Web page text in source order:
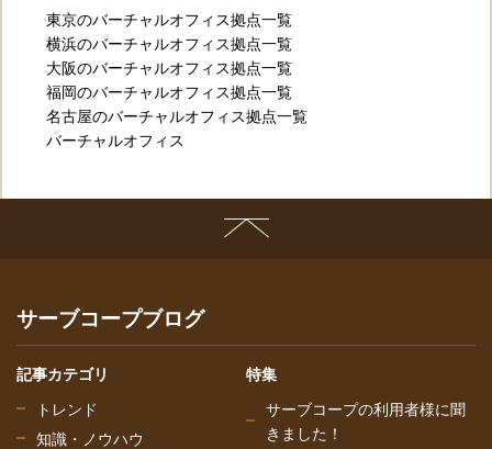
東京のバーチャルオフィス拠点一覧
横浜のバーチャルオフィス拠点一覧
大阪のバーチャルオフィス拠点一覧
福岡のバーチャルオフィス拠点一覧
名古屋のバーチャルオフィス拠点一覧
バーチャルオフィス
サーブコープブログ
記事カテゴリ
トレンド
知識・ノウハウ
特集
サーブコープの利用者様に聞
きました！